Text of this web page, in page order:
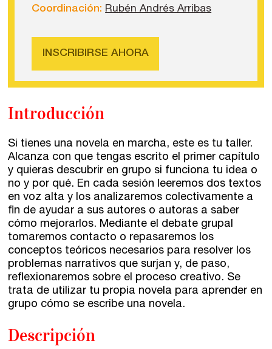
Madrid
Barcelona
Sevilla
Valencia
Alicante
Murcia
Málaga
Bilbao
Presenciales en Madrid
En directo a través de Zoom
Talleres de escritura
Talleres presenciales ≻
Talleres por videoconferencia
Talleres online
Intensivos de verano ≻
Recreativa 26
El taller de escritura creativa
Cursos
Curso integral de narrativa
Coordinación: Rubén Andrés Arribas
INSCRIBIRSE AHORA
Introducción
Si tienes una novela en marcha, este es tu taller.
Alcanza con que tengas escrito el primer capítulo
y quieras descubrir en grupo si funciona tu idea o
no y por qué. En cada sesión leeremos dos textos
en voz alta y los analizaremos colectivamente a
fin de ayudar a sus autores o autoras a saber
cómo mejorarlos. Mediante el debate grupal
tomaremos contacto o repasaremos los
conceptos teóricos necesarios para resolver los
problemas narrativos que surjan y, de paso,
reflexionaremos sobre el proceso creativo. Se
trata de utilizar tu propia novela para aprender en
grupo cómo se escribe una novela.
Descripción